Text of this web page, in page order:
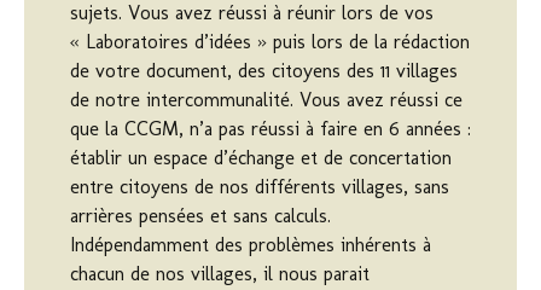
sujets. Vous avez réussi à réunir lors de vos
« Laboratoires d’idées » puis lors de la rédaction
de votre document, des citoyens des 11 villages
de notre intercommunalité. Vous avez réussi ce
que la CCGM, n’a pas réussi à faire en 6 années :
établir un espace d’échange et de concertation
entre citoyens de nos différents villages, sans
arrières pensées et sans calculs.
Indépendamment des problèmes inhérents à
chacun de nos villages, il nous parait